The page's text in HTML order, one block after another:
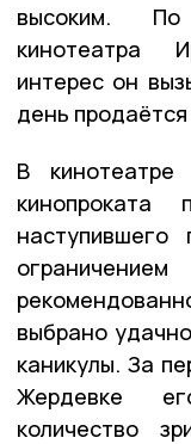
высоким. По
кинотеатра
интерес он
день
В кинотеатре
выбрано
каникулы. За
Жердевке
количество